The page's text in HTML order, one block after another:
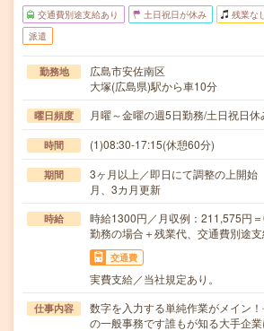
交通費別途支給あり 土日祝日が休み 残業なし
派遣
勤務地
広島市安佐南区
大塚(広島県)駅から車10分
曜日頻度 月曜～金曜の週5日勤務/土日祝日休
時間 (1)08:30-17:15(休憩60分)
期間
3ヶ月以上／即日にて調整の上
月、3カ月更新
時給
時給1300円／月収例：211,575円
勤務の場合＋残業代、交通費別途
交通費
実費支給／当社規定あり。
仕事内容
数字を入力する単純作業がメイン
の一般事務です誰もが知る大手企